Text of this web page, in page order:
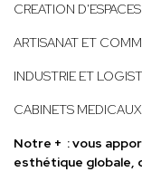
CREATION
ARTISANAT ET
INDUSTRIE ET
CABINETS
Notre + : vous
esthétique globale,